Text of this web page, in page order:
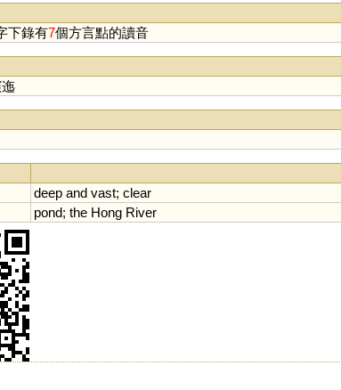
下錄有7個方言點的讀音
deep and vast; clear
pond; the Hong River